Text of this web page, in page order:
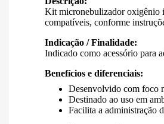
Kit micronebulizador oxigênio
compatíveis, conforme
Indicação / Finalidade:
Indicado como acessório para
Benefícios e diferenciais:
Desenvolvido com foco
Destinado ao uso em
Facilita a administração